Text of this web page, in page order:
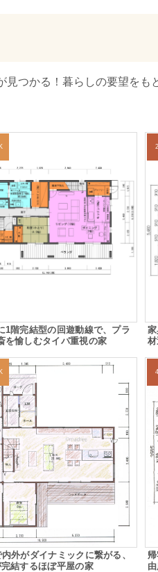
見つかる！暮らしの要望を
1階完結型の回遊動線で、プラ
を愉しむタイパ重視の家
外がダイナミックに繋がる、
結するほぼ平屋の家